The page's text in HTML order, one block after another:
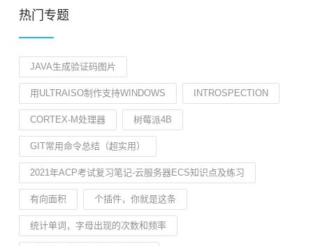
热门专题
JAVA生成验证码图片
用ULTRAISO制作支持WINDOWS INTROSPECTION
CORTEX-M处理器 树莓派4B
GIT常用命令总结（超实用）
2021年ACP考试复习笔记-云服务器ECS知识点及练习
有向面积 个插件，你就是这条
统计单词，字母出现的次数和频率